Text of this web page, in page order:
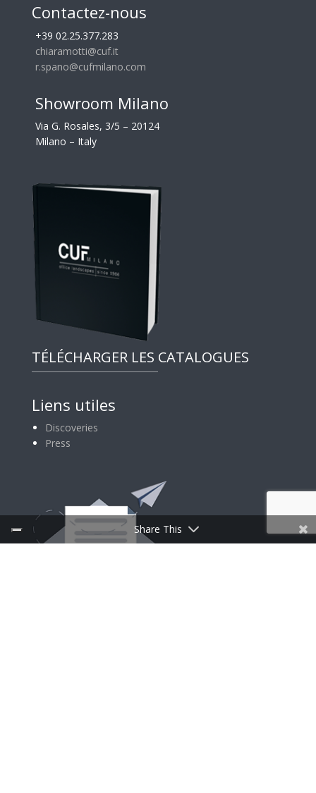
Contactez-nous
+39 02.25.377.283
chiaramotti@cuf.it
r.spano@cufmilano.com
Showroom Milano
Via G. Rosales, 3/5 – 20124
Milano – Italy
TÉLÉCHARGER LES CATALOGUES
Liens utiles
Discoveries
Press
Share This